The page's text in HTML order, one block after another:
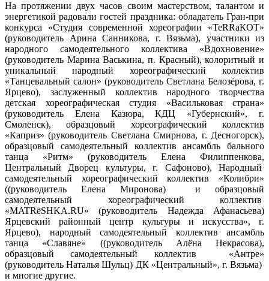
На протяжении двух часов своим мастерством, талантом и
энергетикой радовали гостей праздника: обладатель Гран-при
конкурса «Студия современной хореографии «TeRRaКОТ»
(руководитель Арина Санникова, г. Вязьма), участники из
народного самодеятельного коллектива «Вдохновение»
(руководитель Марина Васькина, п. Красный), колоритный и
уникальный народный хореографический коллектив
«Танцевальный салон» (руководитель Светлана Белозёрова, г.
Ярцево), заслуженный коллектив народного творчества
детская хореографическая студия «Васильковая страна»
(руководитель Елена Казюра, КДЦ «Губернский», г.
Смоленск), образцовый хореографический коллектив
«Каприз» (руководитель Светлана Смирнова, г. Десногорск),
образцовый самодеятельный коллектив ансамбль бального
танца «Ритм» (руководитель Елена Филиппенкова,
Центральный Дворец культуры, г. Сафоново), Народный
самодеятельный хореографический коллектив «Колибри»
((руководитель Елена Миронова) и образцовый
самодеятельный хореографический коллектив
«MATRëSHKA.RU» (руководитель Надежда Афанасьева)
Ярцевский районный центр культуры и искусства», г.
Ярцево), народный самодеятельный коллектив ансамбль
танца «Славяне» ((руководитель Алёна Некрасова),
образцовый самодеятельный коллектив «Антре»
(руководитель Наталья Шульц) ДК «Центральный», г. Вязьма)
и многие другие.